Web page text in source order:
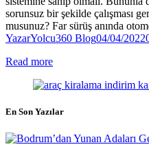
sorunsuz bir şekilde çalışması
musunuz? Far sürüş anında
YazarYolcu360 Blog04/04/2022
Read more
En Son Yazılar